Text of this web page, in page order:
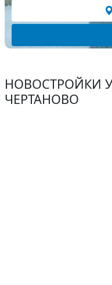
НОВОСТРОЙКИ
ЧЕРТАНОВО